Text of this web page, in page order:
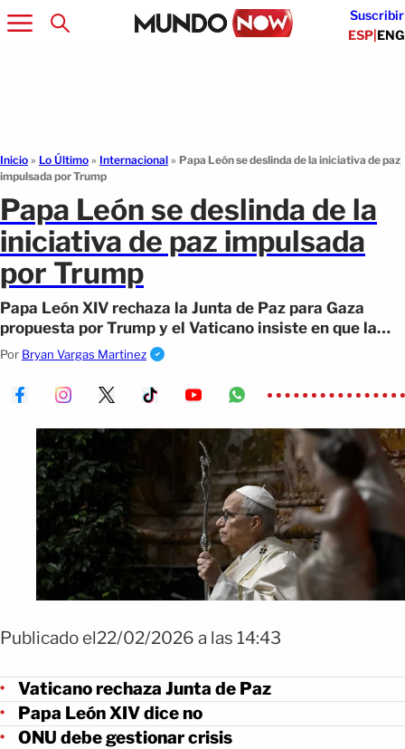
Suscribir
ESP|ENG
Inicio » Lo Último » Internacional » Papa León se deslinda de la iniciativa de paz
impulsada por Trump
Papa León se deslinda de la
iniciativa de paz impulsada
por Trump
Papa León XIV rechaza la Junta de Paz para Gaza
propuesta por Trump y el Vaticano insiste en que la
ONU debe gestionar la crisis
Por Bryan Vargas Martinez
Publicado el22/02/2026 a las 14:43
Vaticano rechaza Junta de Paz
Papa León XIV dice no
ONU debe gestionar crisis